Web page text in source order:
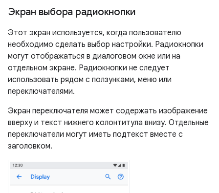
Экран выбора радиокнопки
Этот экран используется, когда пользователю
необходимо сделать выбор настройки. Радиокнопки
могут отображаться в диалоговом окне или на
отдельном экране. Радиокнопки не следует
использовать рядом с ползунками, меню или
переключателями.
Экран переключателя может содержать изображение
вверху и текст нижнего колонтитула внизу. Отдельные
переключатели могут иметь подтекст вместе с
заголовком.